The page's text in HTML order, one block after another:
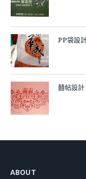
PP袋設
囍帖設
ABOUT